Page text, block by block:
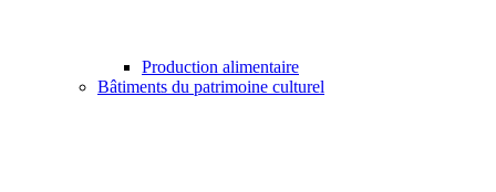
Production alimentaire
Bâtiments du patrimoine culturel